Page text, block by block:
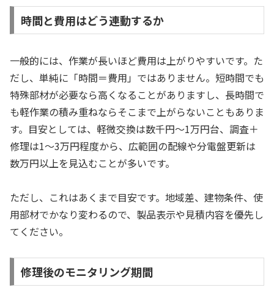
時間と費用はどう連動するか
一般的には、作業が長いほど費用は上がりやすいです。た
だし、単純に「時間＝費用」ではありません。短時間でも
特殊部材が必要なら高くなることがありますし、長時間で
も軽作業の積み重ねならそこまで上がらないこともありま
す。目安としては、軽微交換は数千円〜1万円台、調査＋
修理は1〜3万円程度から、広範囲の配線や分電盤更新は
数万円以上を見込むことが多いです。
ただし、これはあくまで目安です。地域差、建物条件、使
用部材でかなり変わるので、製品表示や見積内容を優先し
てください。
修理後のモニタリング期間